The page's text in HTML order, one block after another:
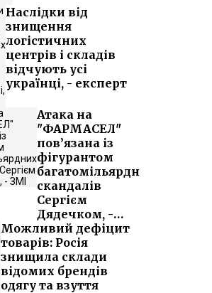
Наслідки від
знищення
логістичних
центрів і складів
відчують усі
українці, - експерт
Атака на
"ФАРМАСЕЛ"
пов’язана із
фігурантом
багатомільярдних
скандалів
Сергієм
Дядечком, -
ЗМІ
Можливий дефіцит
товарів: Росія
знищила склади
відомих брендів
одягу та взуття